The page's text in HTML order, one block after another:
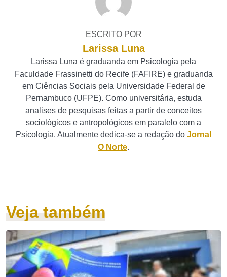
ESCRITO POR
Larissa Luna
Larissa Luna é graduanda em Psicologia pela
Faculdade Frassinetti do Recife (FAFIRE) e graduanda
em Ciências Sociais pela Universidade Federal de
Pernambuco (UFPE). Como universitária, estuda
analises de pesquisas feitas a partir de conceitos
sociológicos e antropológicos em paralelo com a
Psicologia. Atualmente dedica-se a redação do Jornal
O Norte.
Veja também